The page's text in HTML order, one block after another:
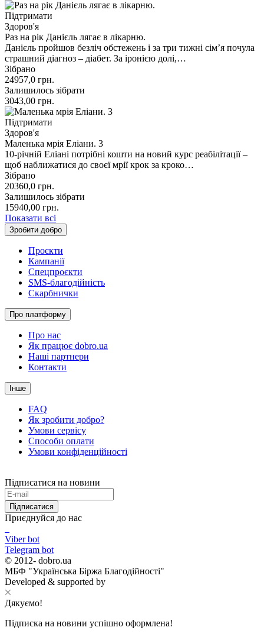
Підтримати
Здоров'я
Раз на рік Данієль лягає в лікарню.
Данієль пройшов безліч обстежень і за три тижні сім’я почула
страшний діагноз – діабет. За іронією долі,…
Зібрано
24957,0 грн.
Залишилось зібрати
3043,00 грн.
Підтримати
Здоров'я
Маленька мрія Еліани. 3
10-річній Еліані потрібні кошти на новий курс реабілітації –
щоб наближатися до своєї мрії крок за кроко…
Зібрано
20360,0 грн.
Залишилось зібрати
15940,00 грн.
Показати всі
Зробити добро
Проєкти
Кампанії
Спецпроєкти
SMS-благодійність
Скарбнички
Про платформу
Про нас
Як працює dobro.ua
Наші партнери
Контакти
Інше
FAQ
Як зробити добро?
Умови сервісу
Способи оплати
Умови конфіденційності
Підписатися на новини
Підписатися
Приєднуйся до нас
Viber bot
Telegram bot
© 2012- dobro.ua
МБФ "Українська Біржа Благодійності"
Developed & supported by
Дякуємо!
Підписка на новини успішно оформлена!